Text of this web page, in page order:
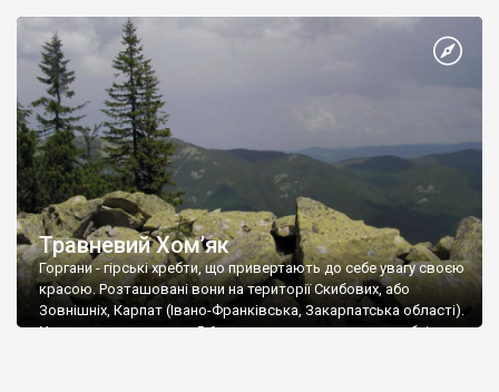
Травневий Хом’як
Горгани - гірські хребти, що привертають до себе увагу своєю
красою. Розташовані вони на території Скибових, або
Зовнішніх, Карпат (Івано-Франківська, Закарпатська області).
Усього нараховується 5-6 практично паралельних хребтів